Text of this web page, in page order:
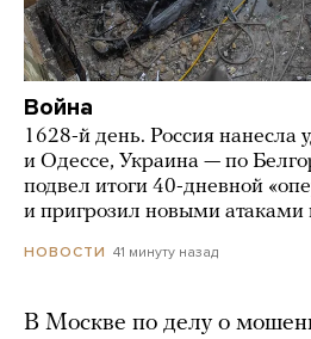
Война
1628-й день. Россия нанесла
и Одессе, Украина — по
подвел итоги 40-дневной
и пригрозил новыми атаками
НОВОСТИ 41 минуту назад
В Москве по делу о